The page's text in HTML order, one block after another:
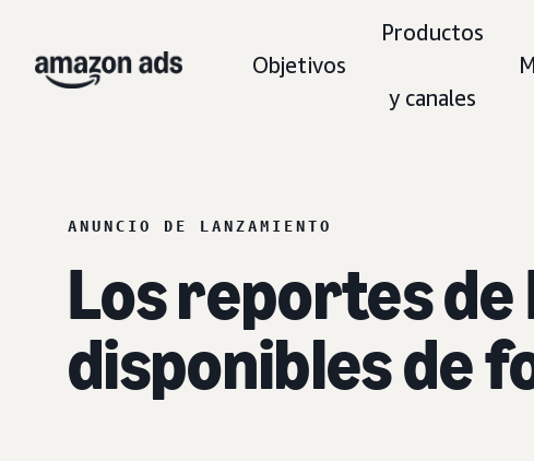
Objetivos
Productos
y canales
ANUNCIO DE LANZAMIENTO
Los reportes
disponibles de